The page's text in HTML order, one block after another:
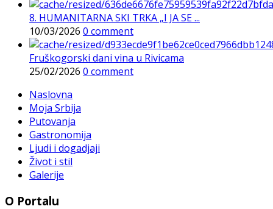
8. HUMANITARNA SKI TRKA „I JA SE ...
10/03/2026 0 comment
Fruškogorski dani vina u Rivicama
25/02/2026 0 comment
Naslovna
Moja Srbija
Putovanja
Gastronomija
Ljudi i dogadjaji
Život i stil
Galerije
O Portalu